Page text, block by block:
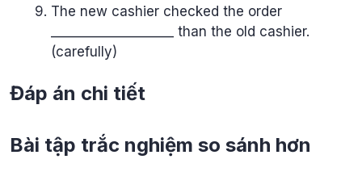
The new cashier checked the order
___________________ than the old cashier.
(carefully)
Đáp án chi tiết
Bài tập trắc nghiệm so sánh hơn